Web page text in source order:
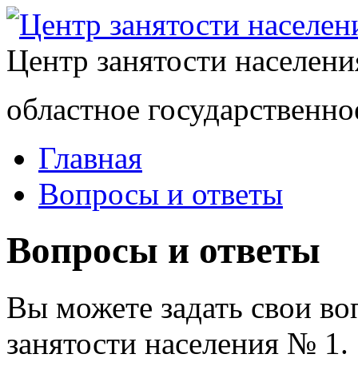
Центр занятости
областное
Главная
Вопросы и ответы
Вопросы и ответы
Вы можете задать свои
занятости населения № 1.